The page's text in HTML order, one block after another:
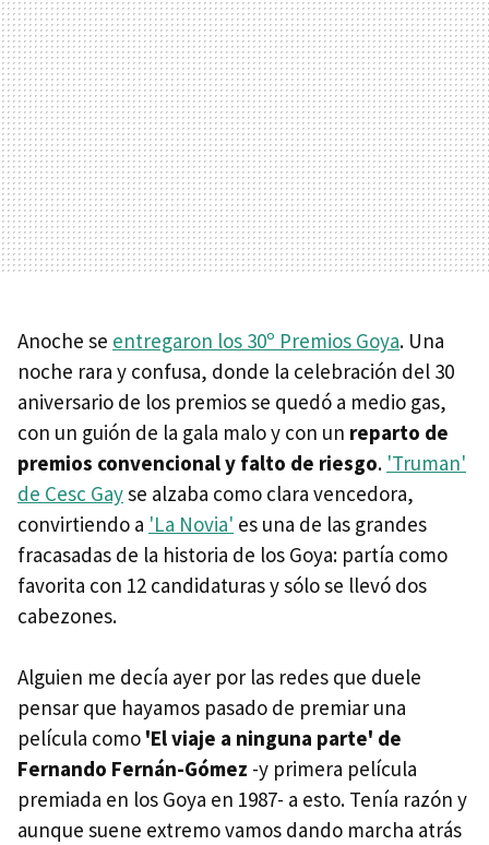
Anoche se entregaron los 30º Premios Goya. Una
noche rara y confusa, donde la celebración del 30
aniversario de los premios se quedó a medio gas,
con un guión de la gala malo y con un reparto de
premios convencional y falto de riesgo. 'Truman'
de Cesc Gayse alzaba como clara vencedora,
convirtiendo a 'La Novia' es una de las grandes
fracasadas de la historia de los Goya: partía como
favorita con 12 candidaturas y sólo se llevó dos
cabezones.
Alguien me decía ayer por las redes que duele
pensar que hayamos pasado de premiar una
película como 'El viaje a ninguna parte' de
Fernando Fernán-Gómez -y primera película
premiada en los Goya en 1987- a esto. Tenía razón y
aunque suene extremo vamos dando marcha atrás